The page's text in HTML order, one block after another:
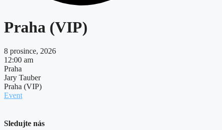
Praha (VIP)
8 prosince, 2026
12:00 am
Praha
Jary Tauber
Praha (VIP)
Event
Sledujte nás